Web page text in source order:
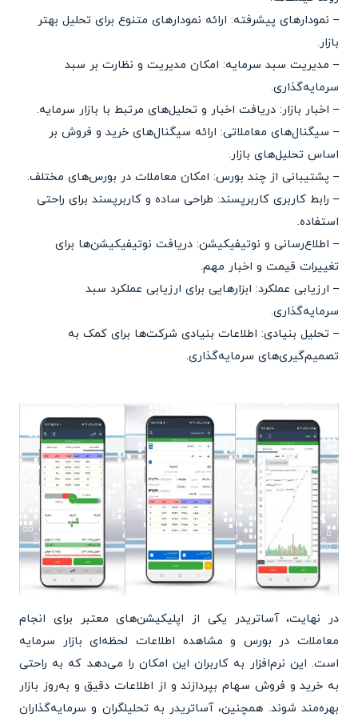
– نمودارهای پیشرفته: ارائه نمودارهای متنوع برای تحلیل بهتر
بازار.
– مدیریت سبد سرمایه: امکان مدیریت و نظارت بر سبد
سرمایه‌گذاری.
– اخبار بازار: دریافت اخبار و تحلیل‌های مرتبط با بازار سرمایه.
– سیگنال‌های معاملاتی: ارائه سیگنال‌های خرید و فروش بر
اساس تحلیل‌های بازار.
– پشتیبانی از چند بورس: امکان معاملات در بورس‌های مختلف.
– رابط کاربری کاربرپسند: طراحی ساده و کاربرپسند برای راحتی
استفاده.
– اطلاع‌رسانی و نوتیفیکیشن: دریافت نوتیفیکیشن‌ها برای
تغییرات قیمت و اخبار مهم.
– ارزیابی عملکرد: ابزارهایی برای ارزیابی عملکرد سبد
سرمایه‌گذاری.
– تحلیل بنیادی: اطلاعات بنیادی شرکت‌ها برای کمک به
تصمیم‌گیری‌های سرمایه‌گذاری.
در نهایت، آساتریدر یکی از اپلیکیشن‌های معتبر برای انجام
معاملات در بورس و مشاهده اطلاعات لحظه‌ای بازار سرمایه
است. این نرم‌افزار به کاربران این امکان را می‌دهد که به راحتی
به خرید و فروش سهام بپردازند و از اطلاعات دقیق و به‌روز بازار
بهره‌مند شوند. همچنین، آساتریدر به تحلیلگران و سرمایه‌گذاران